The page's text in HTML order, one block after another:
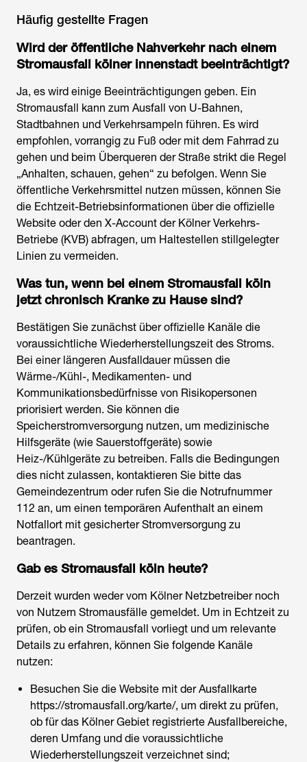
Häufig gestellte Fragen
Wird der öffentliche Nahverkehr nach einem
Stromausfall kölner innenstadtbeeinträchtigt?
Ja, es wird einige Beeinträchtigungen geben. Ein
Stromausfall kann zum Ausfall von U-Bahnen,
Stadtbahnen und Verkehrsampeln führen. Es wird
empfohlen, vorrangig zu Fuß oder mit dem Fahrrad zu
gehen und beim Überqueren der Straße strikt die Regel
„Anhalten, schauen, gehen“ zu befolgen. Wenn Sie
öffentliche Verkehrsmittel nutzen müssen, können Sie
die Echtzeit-Betriebsinformationen über die offizielle
Website oder den X-Account der Kölner Verkehrs-
Betriebe (KVB) abfragen, um Haltestellen stillgelegter
Linien zu vermeiden.
Was tun, wenn bei einem Stromausfall köln
jetztchronisch Kranke zu Hause sind?
Bestätigen Sie zunächst über offizielle Kanäle die
voraussichtliche Wiederherstellungszeit des Stroms.
Bei einer längeren Ausfalldauer müssen die
Wärme-/Kühl-, Medikamenten- und
Kommunikationsbedürfnisse von Risikopersonen
priorisiert werden. Sie können die
Speicherstromversorgung nutzen, um medizinische
Hilfsgeräte (wie Sauerstoffgeräte) sowie
Heiz-/Kühlgeräte zu betreiben. Falls die Bedingungen
dies nicht zulassen, kontaktieren Sie bitte das
Gemeindezentrum oder rufen Sie die Notrufnummer
112 an, um einen temporären Aufenthalt an einem
Notfallort mit gesicherter Stromversorgung zu
beantragen.
Gab es Stromausfall köln heute?
Derzeit wurden weder vom Kölner Netzbetreiber noch
von Nutzern Stromausfälle gemeldet. Um in Echtzeit zu
prüfen, ob ein Stromausfall vorliegt und um relevante
Details zu erfahren, können Sie folgende Kanäle
nutzen:
Besuchen Sie die Website mit der Ausfallkarte
https://stromausfall.org/karte/, um direkt zu prüfen,
ob für das Kölner Gebiet registrierte Ausfallbereiche,
deren Umfang und die voraussichtliche
Wiederherstellungszeit verzeichnet sind;